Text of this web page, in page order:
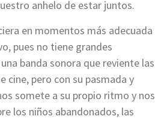
anhelo de estar juntos.
en momentos más adecuada
pues no tiene grandes
banda sonora que reviente las
cine, pero con su pasmada y
somete a su propio ritmo y nos
los niños abandonados, las